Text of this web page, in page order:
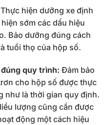
Thực hiện dưỡng xe định
sớm các dấu hiệu
Bảo dưỡng đúng cách
tuổi thọ của hộp số.
quy trình: Đảm bảo
cho hộp số được thực
như là thời gian quy định.
lượng cũng cần được
động một cách hiệu